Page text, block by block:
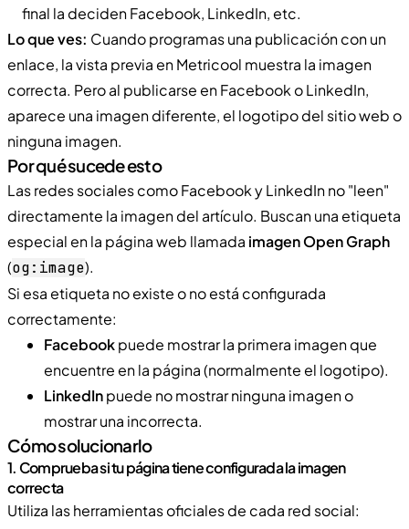
final la deciden Facebook, LinkedIn, etc.
Lo que ves: Cuando programas una publicación con un
enlace, la vista previa en Metricool muestra la imagen
correcta. Pero al publicarse en Facebook o LinkedIn,
aparece una imagen diferente, el logotipo del sitio web o
ninguna imagen.
Por qué sucede esto
Las redes sociales como Facebook y LinkedIn no "leen"
directamente la imagen del artículo. Buscan una etiqueta
especial en la página web llamada imagen Open Graph
(og:image).
Si esa etiqueta no existe o no está configurada
correctamente:
Facebookpuede mostrar la primera imagen que
encuentre en la página (normalmente el logotipo).
LinkedInpuede no mostrar ninguna imagen o
mostrar una incorrecta.
Cómo solucionarlo
1. Comprueba si tu página tiene configurada la imagen
correcta
Utiliza las herramientas oficiales de cada red social: